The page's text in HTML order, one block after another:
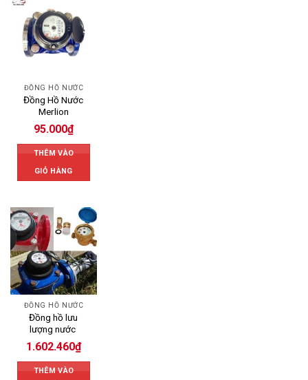
ĐỒNG HỒ NƯỚC
Đồng Hồ Nước
Merlion
95.000₫
THÊM VÀO
GIỎ HÀNG
ĐỒNG HỒ NƯỚC
Đồng hồ lưu
lượng nước
1.602.460₫
THÊM VÀO